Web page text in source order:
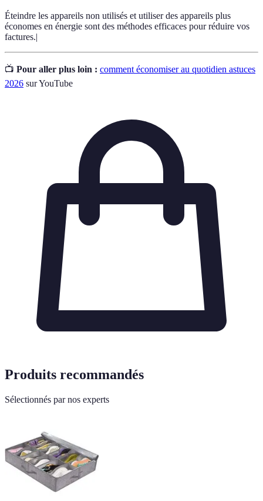
Éteindre les appareils non utilisés et utiliser des appareils plus
économes en énergie sont des méthodes efficaces pour réduire vos
factures.|
📺 Pour aller plus loin : comment économiser au quotidien astuces
2026 sur YouTube
Produits recommandés
Sélectionnés par nos experts